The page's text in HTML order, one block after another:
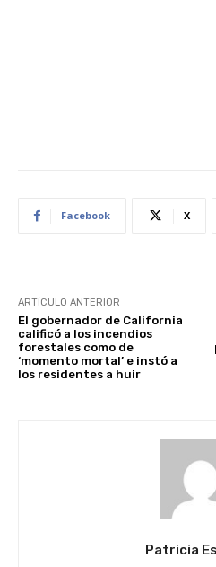
Facebook X
ARTÍCULO ANTERIOR
El gobernador de California
calificó a los incendios
forestales como de
‘momento mortal’ e instó a
los residentes a huir
Patricia